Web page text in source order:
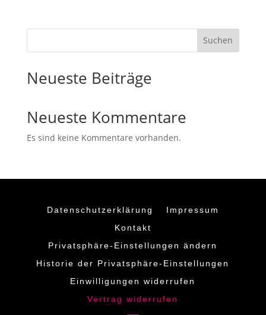
Suchen
Neueste Beiträge
Neueste Kommentare
Es sind keine Kommentare vorhanden.
Datenschutzerklärung
Impressum
Kontakt
Privatsphäre-Einstellungen ändern
Historie der Privatsphäre-Einstellungen
Einwilligungen widerrufen
Vertrag widerrufen